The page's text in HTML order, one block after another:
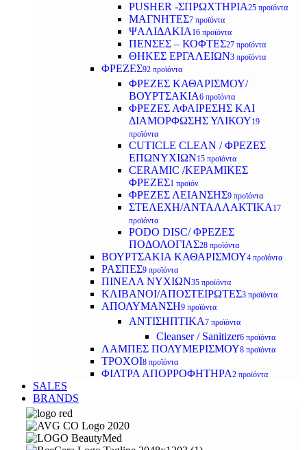
PUSHER -ΣΠΡΩΧΤΗΡΙΑ25 προϊόντα
ΜΑΓΝΗΤΕΣ7 προϊόντα
ΨΑΛΙΔΑΚΙΑ 16 προϊόντα
ΠΕΝΣΕΣ – ΚΟΦΤΕΣ27 προϊόντα
ΘΗΚΕΣ ΕΡΓΑΛΕΙΩΝ3 προϊόντα
ΦΡΕΖΕΣ92 προϊόντα
ΦΡΕΖΕΣ ΚΑΘΑΡΙΣΜΟΥ/
ΒΟΥΡΤΣΑΚΙΑ6 προϊόντα
ΦΡΕΖΕΣ ΑΦΑΙΡΕΣΗΣ ΚΑΙ
ΔΙΑΜΟΡΦΩΣΗΣ ΥΛΙΚΟΥ19
προϊόντα
CUTICLE CLEAN / ΦΡΕΖΕΣ
ΕΠΩΝΥΧΙΩΝ15 προϊόντα
CERAMIC /ΚΕΡΑΜΙΚΕΣ
ΦΡΕΖΕΣ1 προϊόν
ΦΡΕΖΕΣ ΛΕΙΑΝΣΗΣ9 προϊόντα
ΣΤΕΛΕΧΗ/ΑΝΤΑΛΛΑΚΤΙΚΑ 17
προϊόντα
PODO DISC/ ΦΡΕΖΕΣ
ΠΟΔΟΛΟΓΙΑΣ28 προϊόντα
ΒΟΥΡΤΣΑΚΙΑ ΚΑΘΑΡΙΣΜΟΥ4 προϊόντα
ΡΑΣΠΕΣ9 προϊόντα
ΠΙΝΕΛΑ ΝΥΧΙΩΝ35 προϊόντα
ΚΛΙΒΑΝΟΙ/ΑΠΟΣΤΕΙΡΩΤΕΣ3 προϊόντα
ΑΠΟΛΥΜΑΝΣΗ9 προϊόντα
ΑΝΤΙΣΗΠΤΙΚΑ7 προϊόντα
Cleanser / Sanitizer6 προϊόντα
ΛΑΜΠΕΣ ΠΟΛΥΜΕΡΙΣΜΟΥ8 προϊόντα
ΤΡΟΧΟΙ8 προϊόντα
ΦΙΛΤΡΑ ΑΠΟΡΡΟΦΗΤΗΡΑ2 προϊόντα
SALES
BRANDS